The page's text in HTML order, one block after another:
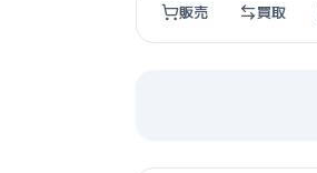
販売 買取